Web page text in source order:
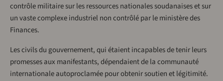
contrôle militaire sur les ressources nationales soudanaises et sur
un vaste complexe industriel non contrôlé par le ministère des
Finances.
Les civils du gouvernement, qui étaient incapables de tenir leurs
promesses aux manifestants, dépendaient de la communauté
internationale autoproclamée pour obtenir soutien et légitimité.